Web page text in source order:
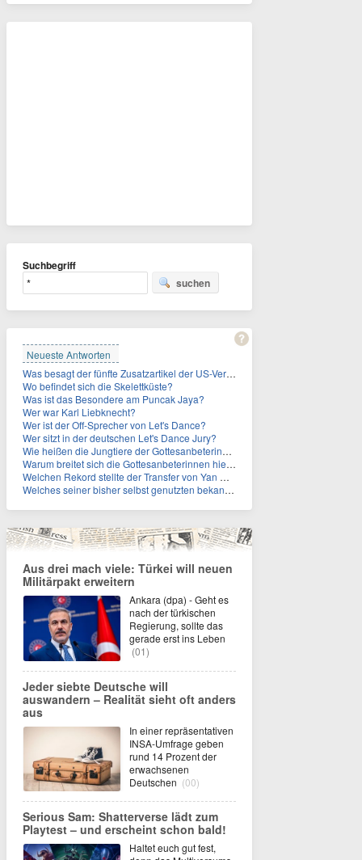
Suchbegriff
suchen
Neueste Antworten
Was besagt der fünfte Zusatzartikel der US-Verfassung, auf den sich Fauci berief?
Wo befindet sich die Skelettküste?
Was ist das Besondere am Puncak Jaya?
Wer war Karl Liebknecht?
Wer ist der Off-Sprecher von Let's Dance?
Wer sitzt in der deutschen Let's Dance Jury?
Wie heißen die Jungtiere der Gottesanbeterinnen?
Warum breitet sich die Gottesanbeterinnen hierzulande immer weiter aus?
Welchen Rekord stellte der Transfer von Yan Diomande zudem auf?
Welches seiner bisher selbst genutzten bekannten Gebäude verpachtet der Vatikan nun?
Aus drei mach viele: Türkei will neuen
Militärpakt erweitern
Ankara (dpa) - Geht es
nach der türkischen
Regierung, sollte das
gerade erst ins Leben
(01)
Jeder siebte Deutsche will
auswandern – Realität sieht oft anders
aus
In einer repräsentativen
INSA-Umfrage geben
rund 14 Prozent der
erwachsenen
Deutschen (00)
Serious Sam: Shatterverse lädt zum
Playtest – und erscheint schon bald!
Haltet euch gut fest,